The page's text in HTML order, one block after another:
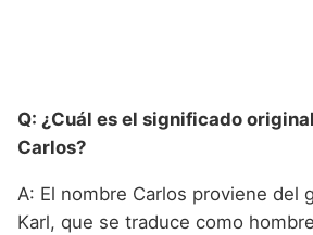
Q: ¿Cuál es el significado
Carlos?
A: El nombre Carlos proviene del
Karl, que se traduce como